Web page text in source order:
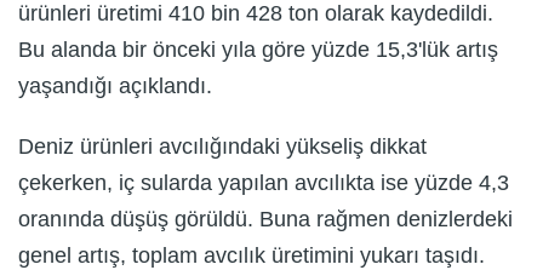
ürünleri üretimi 410 bin 428 ton olarak kaydedildi.
Bu alanda bir önceki yıla göre yüzde 15,3'lük artış
yaşandığı açıklandı.
Deniz ürünleri avcılığındaki yükseliş dikkat
çekerken, iç sularda yapılan avcılıkta ise yüzde 4,3
oranında düşüş görüldü. Buna rağmen denizlerdeki
genel artış, toplam avcılık üretimini yukarı taşıdı.